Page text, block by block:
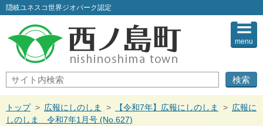
このページの本文へ
隠岐ユネスコ世界ジオパーク認定
サ
イ
ト
内
検
索
menu
現
在
トップ > 広報にしのしま > 【令和7年】広報にしのしま > 広報に
しのしま 令和7年1月号 (No.627)